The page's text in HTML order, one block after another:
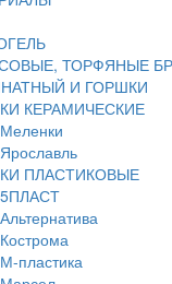
ТОРФЯНЫЕ
И ГОРШКИ
КЕРАМИЧЕСКИЕ
Меленки
Ярославль
ПЛАСТИКОВЫЕ
5ПЛАСТ
Альтернатива
Кострома
М-пластика